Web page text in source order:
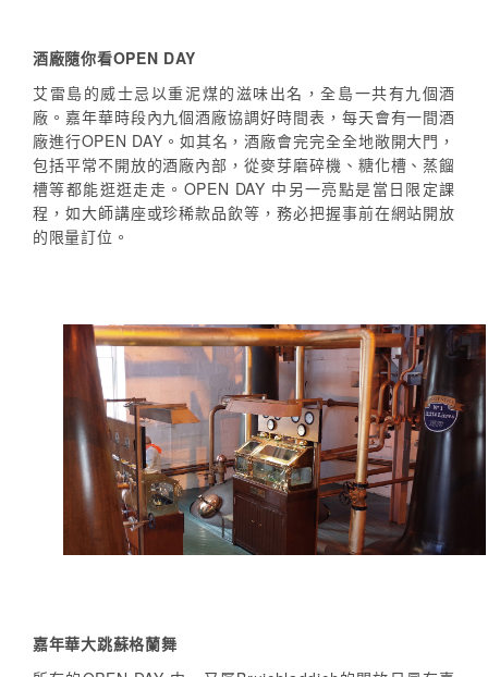
酒廠隨你看OPEN DAY
艾雷島的威士忌以重泥煤的滋味出名，全島一共有九個酒
廠。嘉年華時段內九個酒廠協調好時間表，每天會有一間酒
廠進行OPEN DAY。如其名，酒廠會完完全全地敞開大門，
包括平常不開放的酒廠內部，從麥芽磨碎機、糖化槽、蒸餾
槽等都能逛逛走走。OPEN DAY 中另一亮點是當日限定課
程，如大師講座或珍稀款品飲等，務必把握事前在網站開放
的限量訂位。
嘉年華大跳蘇格蘭舞